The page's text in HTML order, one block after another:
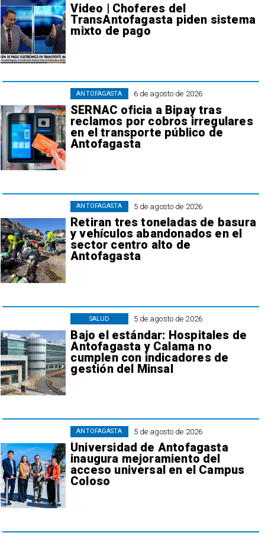
Video | Choferes del
TransAntofagasta piden sistema
mixto de pago
6 de agosto de 2026
SERNAC oficia a Bipay tras
reclamos por cobros irregulares
en el transporte público de
Antofagasta
ANTOFAGASTA
5 de agosto de 2026
Retiran tres toneladas de basura
y vehículos abandonados en el
sector centro alto de
Antofagasta
ANTOFAGASTA
5 de agosto de 2026
Bajo el estándar: Hospitales de
Antofagasta y Calama no
cumplen con indicadores de
gestión del Minsal
SALUD
5 de agosto de 2026
Universidad de Antofagasta
inaugura mejoramiento del
acceso universal en el Campus
Coloso
ANTOFAGASTA